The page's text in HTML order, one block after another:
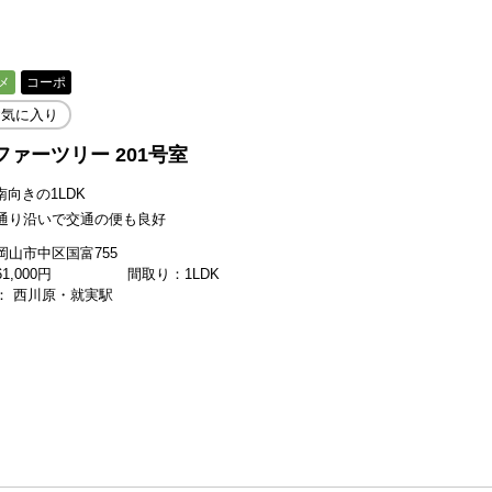
コーポ
に入り
ァーツリー 201号室
向きの1LDK
り沿いで交通の便も良好
山市中区国富755
円
間取り：1LDK
西川原・就実駅